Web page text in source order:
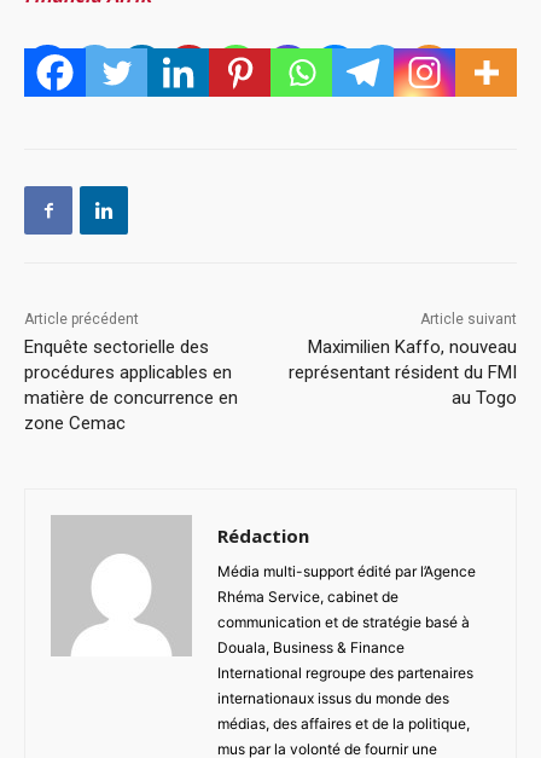
Article précédent
Enquête sectorielle des
procédures applicables en
matière de concurrence en
zone Cemac
Article suivant
Maximilien Kaffo, nouveau
représentant résident du FMI
au Togo
Rédaction
Média multi-support édité par l’Agence
Rhéma Service, cabinet de
communication et de stratégie basé à
Douala, Business & Finance
International regroupe des partenaires
internationaux issus du monde des
médias, des affaires et de la politique,
mus par la volonté de fournir une